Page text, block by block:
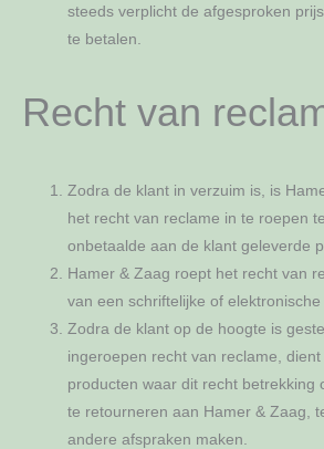
steeds verplicht de afgesproken
te betalen.
Recht van
Zodra de klant in verzuim is, is
het recht van reclame in te roepen
onbetaalde aan de klant geleverde
Hamer & Zaag roept het recht van
van een schriftelijke of elektronische
Zodra de klant op de hoogte is
ingeroepen recht van reclame,
producten waar dit recht betrekking
te retourneren aan Hamer & Zaag,
andere afspraken maken.